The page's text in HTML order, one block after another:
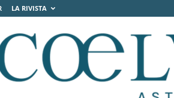
LA RIVISTA